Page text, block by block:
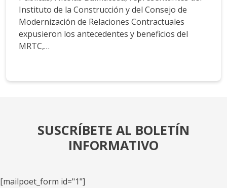
Instituto de la Construcción y del Consejo de
Modernización de Relaciones Contractuales
expusieron los antecedentes y beneficios del
MRTC,…
SUSCRÍBETE AL BOLETÍN
INFORMATIVO
[mailpoet_form id="1"]